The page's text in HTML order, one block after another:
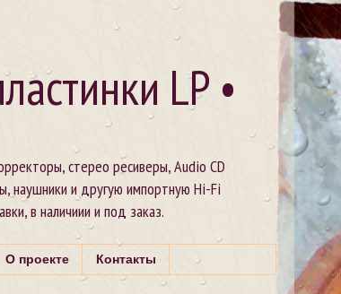
LP •
стерео ресиверы, Audio CD
наушники и другую импортную Hi-Fi
в наличиии и под заказ.
О проекте Контакты